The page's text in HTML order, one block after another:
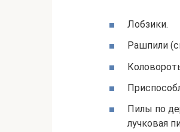
Лобзики.
Рашпили
Пилы по
лучковая